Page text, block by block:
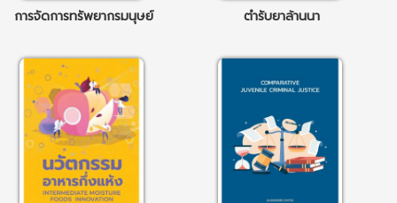
การจัดการทรัพยากรมนุษย์ ตำรับยาล้านนา